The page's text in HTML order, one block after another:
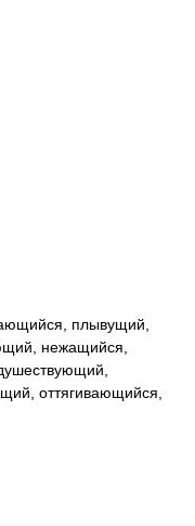
плывущий,
нежащийся,
оттягивающийся,